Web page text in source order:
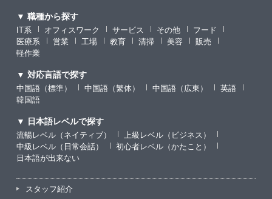
▼ 職種から探す
IT系 オフィスワーク サービス その他
フード
医療系
営業 工場 教育 清掃 美容
販売
軽作業
▼ 対応言語で探す
中国語（標準） 中国語（繁体） 中国語（広東）
英語
韓国語
▼ 日本語レベルで探す
流暢レベル（ネイティブ）
上級レベル（ビジネス）
中級レベル（日常会話）
初心者レベル（かたこと）
日本語が出来ない
スタッフ紹介